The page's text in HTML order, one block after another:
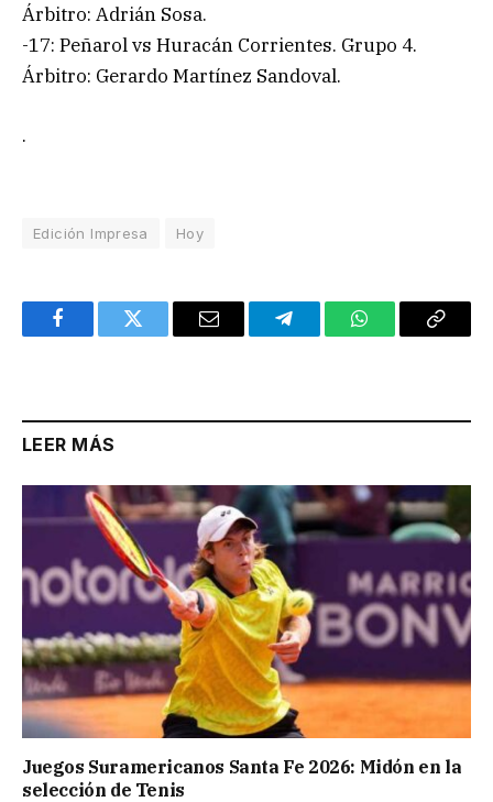
Árbitro: Adrián Sosa.
-17: Peñarol vs Huracán Corrientes. Grupo 4.
Árbitro: Gerardo Martínez Sandoval.
.
Edición Impresa Hoy
FacebookTwitter Email TelegramWhatsAppCopy
LEER MÁS
Juegos Suramericanos Santa Fe 2026: Midón en la
selección de Tenis